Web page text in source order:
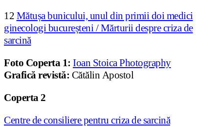
12 Mătușa bunicului, unul din primii doi medici
ginecologi bucureșteni / Mărturii despre criza de
sarcină
Foto Coperta 1: Ioan Stoica Photography
Grafică revistă: Cătălin Apostol
Coperta 2
Centre de consiliere pentru criza de sarcină